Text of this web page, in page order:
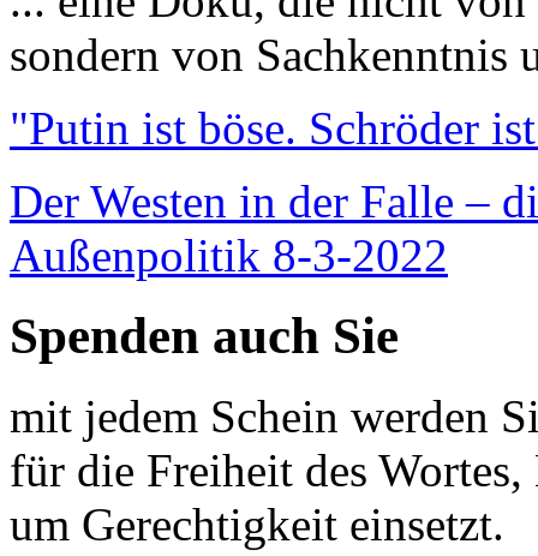
sondern von Sachkenntnis
"Putin ist böse. Schröder
Der Westen in der Falle –
Außenpolitik 8-3-2022
Spenden auch Sie
mit jedem Schein werden
für die Freiheit des
um Gerechtigkeit einsetzt.